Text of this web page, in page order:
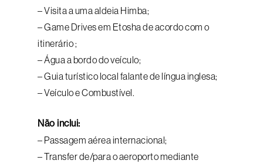
– Visita a uma aldeia Himba;
– Game Drives em Etosha de acordo com o
itinerário ;
– Água a bordo do veículo;
– Guia turístico local falante de língua inglesa;
– Veículo e Combustível.
Não inclui:
– Passagem aérea internacional;
– Transfer de/para o aeroporto mediante